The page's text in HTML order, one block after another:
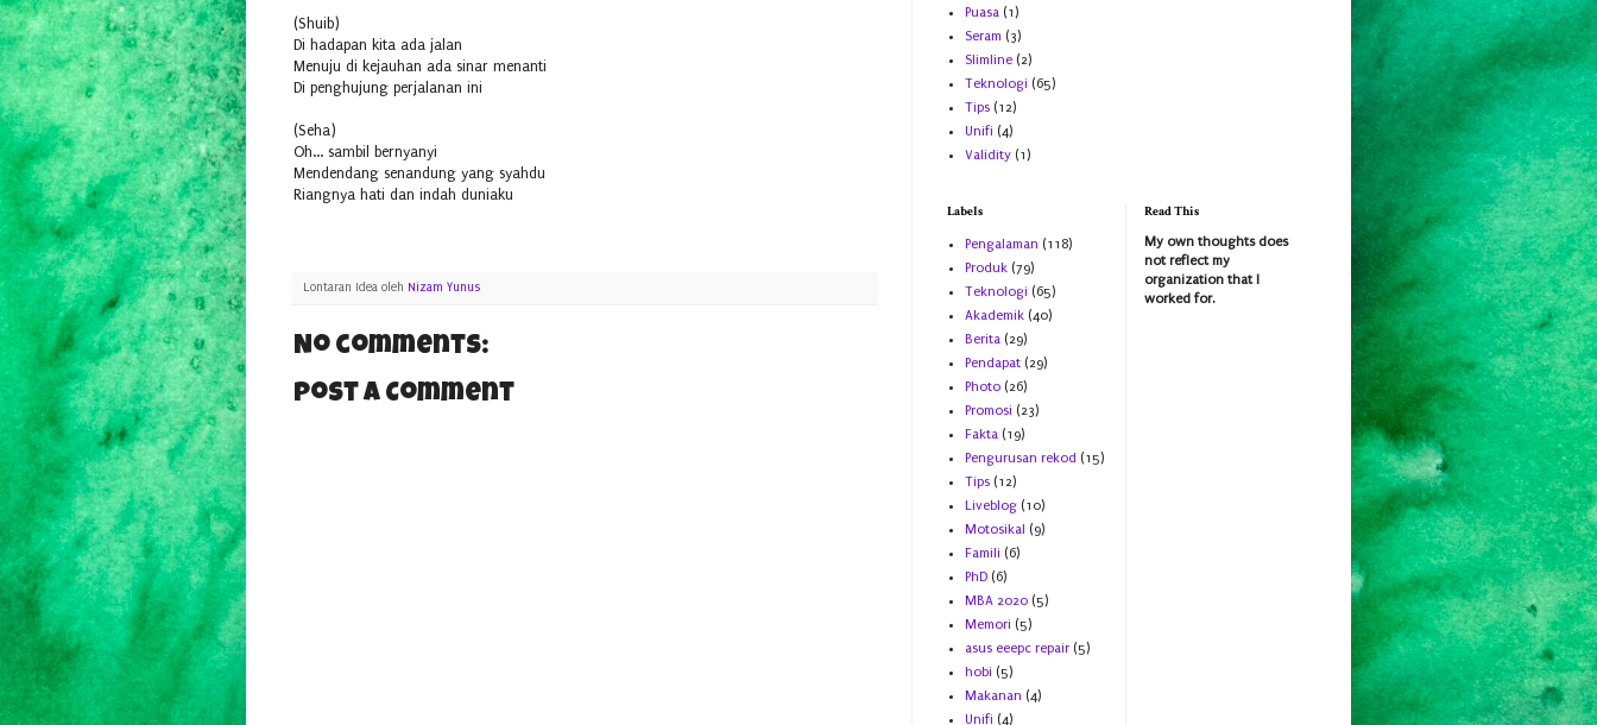
(Shuib)
Di hadapan kita ada jalan
Menuju di kejauhan ada sinar menanti
Di penghujung perjalanan ini
(Seha)
Oh... sambil bernyanyi
Mendendang senandung yang syahdu
Riangnya hati dan indah duniaku
Lontaran Idea oleh Nizam Yunus
No comments:
Post a Comment
Puasa (1)
Seram (3)
Slimline (2)
Teknologi (65)
Tips (12)
Unifi (4)
Validity (1)
Labels
Pengalaman (118)
Produk (79)
Teknologi (65)
Akademik (40)
Berita (29)
Pendapat (29)
Photo (26)
Promosi (23)
Fakta (19)
Pengurusan rekod (15)
Tips (12)
Liveblog (10)
Motosikal (9)
Famili (6)
PhD (6)
MBA 2020 (5)
Memori (5)
asus eeepc repair (5)
hobi (5)
Makanan (4)
Unifi (4)
Read This
My own thoughts does
not reflect my
organization that I
worked for.